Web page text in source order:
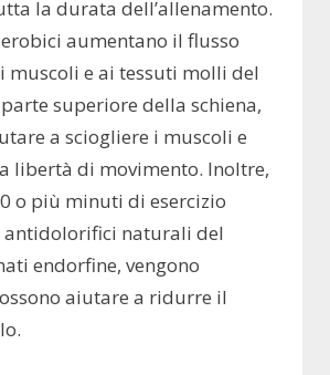
la durata dell’allenamento.
aumentano il flusso
muscoli e ai tessuti molli del
superiore della schiena,
a sciogliere i muscoli e
libertà di movimento. Inoltre,
o più minuti di esercizio
antidolorifici naturali del
endorfine, vengono
aiutare a ridurre il